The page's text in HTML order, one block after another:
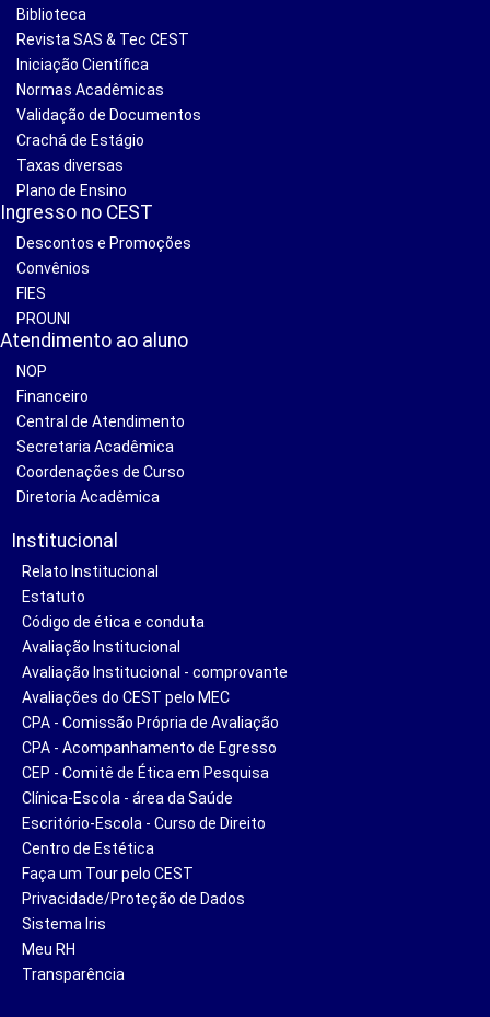
Biblioteca
Revista SAS & Tec CEST
Iniciação Científica
Normas Acadêmicas
Validação de Documentos
Crachá de Estágio
Taxas diversas
Plano de Ensino
Ingresso no CEST
Descontos e Promoções
Convênios
FIES
PROUNI
Atendimento ao aluno
NOP
Financeiro
Central de Atendimento
Secretaria Acadêmica
Coordenações de Curso
Diretoria Acadêmica
Institucional
Relato Institucional
Estatuto
Código de ética e conduta
Avaliação Institucional
Avaliação Institucional - comprovante
Avaliações do CEST pelo MEC
CPA - Comissão Própria de Avaliação
CPA - Acompanhamento de Egresso
CEP - Comitê de Ética em Pesquisa
Clínica-Escola - área da Saúde
Escritório-Escola - Curso de Direito
Centro de Estética
Faça um Tour pelo CEST
Privacidade/Proteção de Dados
Sistema Iris
Meu RH
Transparência